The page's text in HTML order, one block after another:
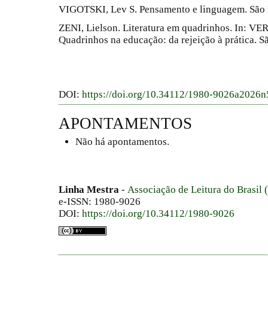
VIGOTSKI, Lev S. Pensamento e linguagem.
ZENI, Lielson. Literatura em quadrinhos. In:
Quadrinhos na educação: da rejeição à prática.
DOI: https://doi.org/10.34112/1980-
APONTAMENTOS
Não há apontamentos.
Linha Mestra - Associação de Leitura do Brasil
e-ISSN: 1980-9026
DOI: https://doi.org/10.34112/1980-9026